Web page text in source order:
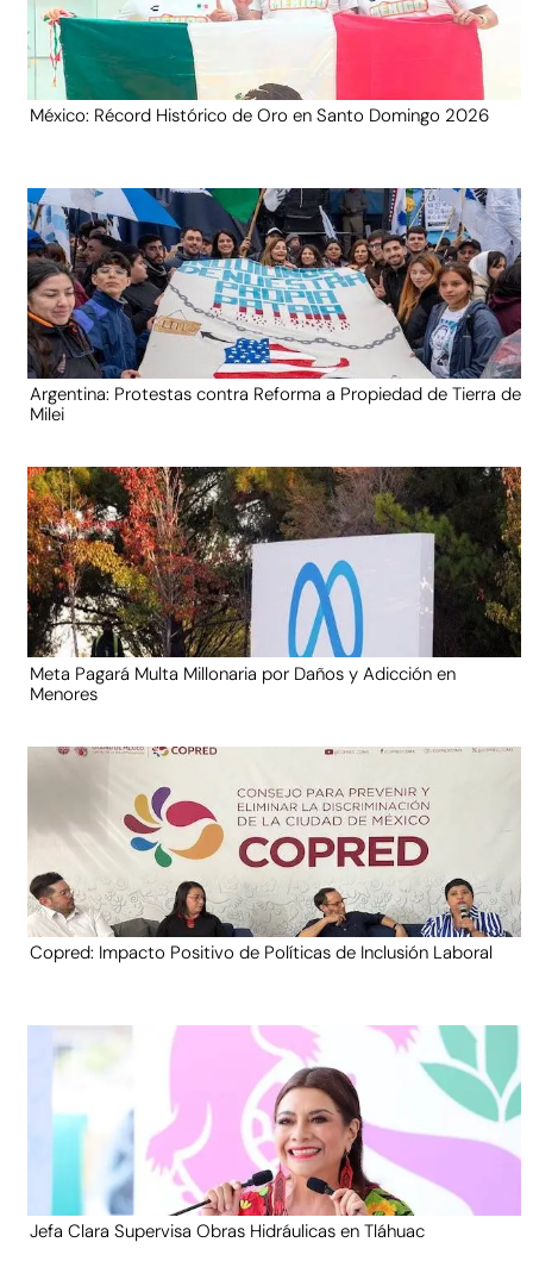
México: Récord Histórico de Oro en Santo Domingo 2026
Argentina: Protestas contra Reforma a Propiedad de Tierra de
Milei
Meta Pagará Multa Millonaria por Daños y Adicción en
Menores
Copred: Impacto Positivo de Políticas de Inclusión Laboral
Jefa Clara Supervisa Obras Hidráulicas en Tláhuac